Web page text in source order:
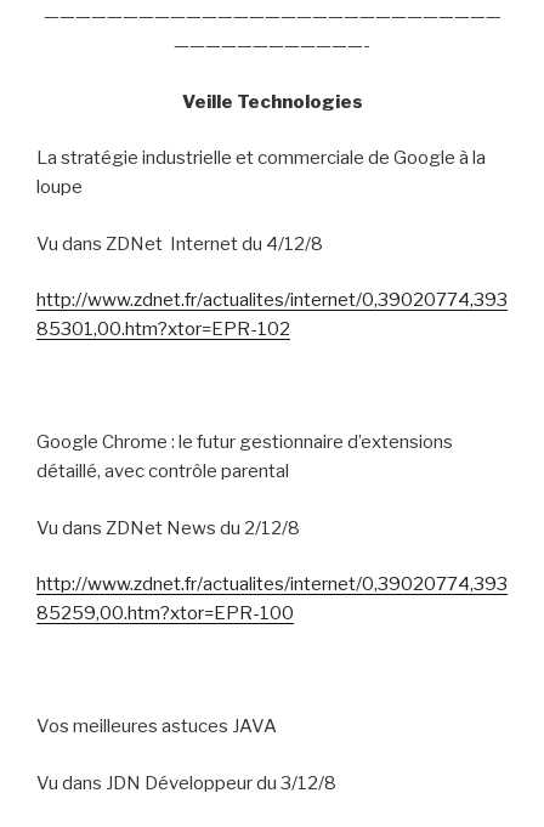
—————————————————————————————
————————————-
Veille Technologies
La stratégie industrielle et commerciale de Google à la
loupe
Vu dans ZDNet Internet du 4/12/8
http://www.zdnet.fr/actualites/internet/0,39020774,393
85301,00.htm?xtor=EPR-102
Google Chrome : le futur gestionnaire d’extensions
détaillé, avec contrôle parental
Vu dans ZDNet News du 2/12/8
http://www.zdnet.fr/actualites/internet/0,39020774,393
85259,00.htm?xtor=EPR-100
Vos meilleures astuces JAVA
Vu dans JDN Développeur du 3/12/8